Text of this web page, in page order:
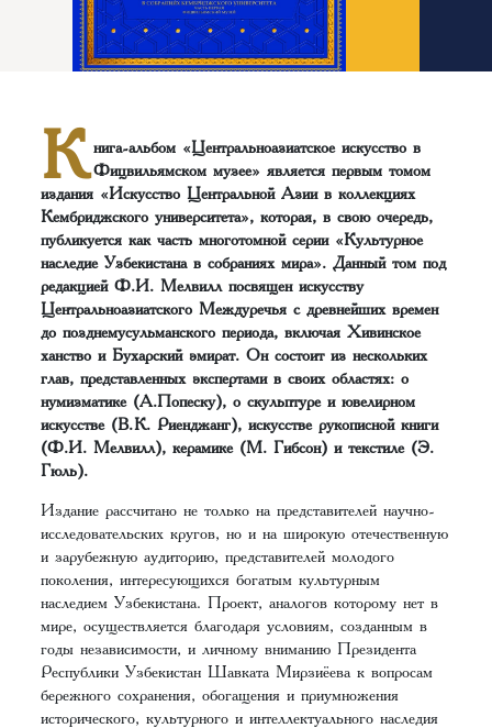
К нига-альбом «Центральноазиатское искусство в
Фицвильямском музее» является первым томом
издания «Искусство Центральной Азии в коллекциях
Кембриджского университета», которая, в свою очередь,
публикуется как часть многотомной серии «Культурное
наследие Узбекистана в собраниях мира». Данный том под
редакцией Ф.И. Мелвилл посвящен искусству
Центральноазиатского Междуречья с древнейших времен
до позднемусульманского периода, включая Хивинское
ханство и Бухарский эмират. Он состоит из нескольких
глав, представленных экспертами в своих областях: о
нумизматике (А.Попеску), о скульптуре и ювелирном
искусстве (В. К. Риенджанг), искусстве рукописной книги
(Ф.И. Мелвилл), керамике (М. Гибсон) и текстиле (Э.
Гюль).
Издание рассчитано не только на представителей научно-
исследовательских кругов, но и на широкую отечественную
и зарубежную аудиторию, представителей молодого
поколения, интересующихся богатым культурным
наследием Узбекистана. Проект, аналогов которому нет в
мире, осуществляется благодаря условиям, созданным в
годы независимости, и личному вниманию Президента
Республики Узбекистан Шавката Мирзиёева к вопросам
бережного сохранения, обогащения и приумножения
исторического, культурного и интеллектуального наследия